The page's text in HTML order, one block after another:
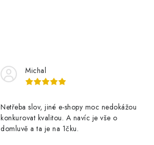
Michal
Netřeba slov, jiné e-shopy moc nedokážou
konkurovat kvalitou. A navíc je vše o
domluvě a ta je na 1čku.